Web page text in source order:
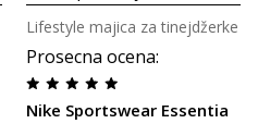
Prosecna ocena:
Nike Sportswear Essentia
Lifestyle majica za tinejdžerke